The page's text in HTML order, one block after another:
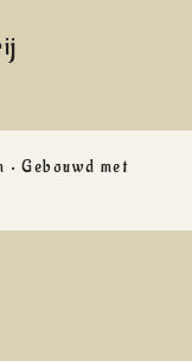
• Gebouwd met